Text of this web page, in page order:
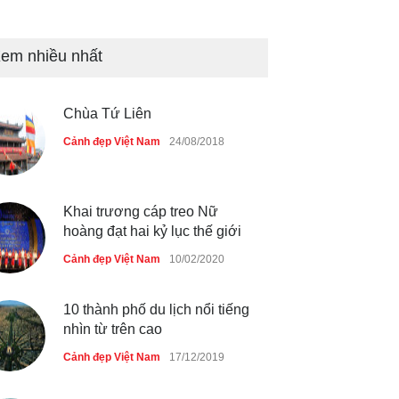
bờ hồ Hà Nội
Bán đảo Sơn Trà sẽ là khu
du lịch quốc gia
nhiều nhất
Chùa Tứ Liên
Cảnh đẹp Việt Nam 24/08/2018
Khai trương cáp treo Nữ
hoàng đạt hai kỷ lục thế giới
Cảnh đẹp Việt Nam 10/02/2020
10 thành phố du lịch nổi tiếng
nhìn từ trên cao
Cảnh đẹp Việt Nam 17/12/2019